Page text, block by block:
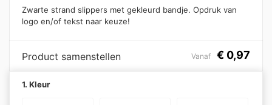
Zwarte strand slippers met gekleurd bandje. Opdruk van
logo en/of tekst naar keuze!
Product samenstellen Vanaf € 0,97
1. Kleur